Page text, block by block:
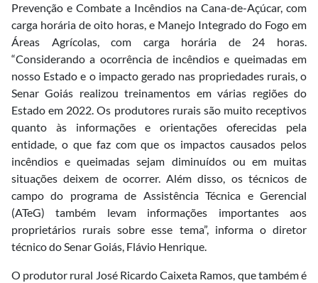
Prevenção e Combate a Incêndios na Cana-de-Açúcar, com
carga horária de oito horas, e Manejo Integrado do Fogo em
Áreas Agrícolas, com carga horária de 24 horas.
“Considerando a ocorrência de incêndios e queimadas em
nosso Estado e o impacto gerado nas propriedades rurais, o
Senar Goiás realizou treinamentos em várias regiões do
Estado em 2022. Os produtores rurais são muito receptivos
quanto às informações e orientações oferecidas pela
entidade, o que faz com que os impactos causados pelos
incêndios e queimadas sejam diminuídos ou em muitas
situações deixem de ocorrer. Além disso, os técnicos de
campo do programa de Assistência Técnica e Gerencial
(ATeG) também levam informações importantes aos
proprietários rurais sobre esse tema”, informa o diretor
técnico do Senar Goiás, Flávio Henrique.
O produtor rural José Ricardo Caixeta Ramos, que também é